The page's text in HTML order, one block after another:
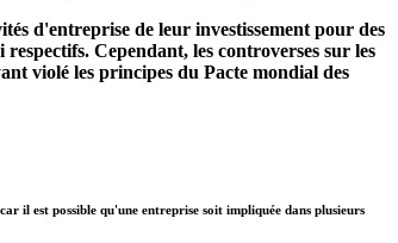
d'entreprise de leur investissement pour des
Cependant, les controverses sur les
violé les principes du Pacte mondial des
il est possible qu'une entreprise soit impliquée dans plusieurs